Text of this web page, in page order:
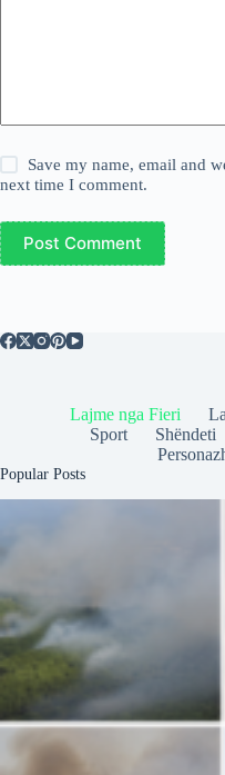
Save my name, email and
next time I comment.
Post Comment
Lajme nga Fieri
Sport
Shëndeti
Popular Posts